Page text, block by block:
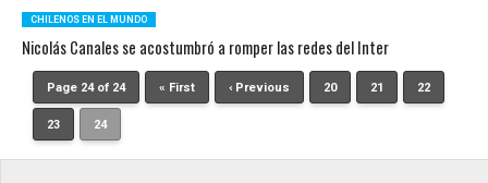
CHILENOS EN EL MUNDO
Nicolás Canales se acostumbró a romper las redes del Inter
Page 24 of 24 « First ‹ Previous 20 21 22
23 24